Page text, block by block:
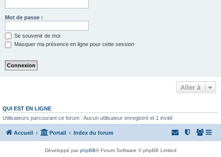
Mot de passe :
Se souvenir de moi
Masquer ma présence en ligne pour cette session
Aller à
QUI EST EN LIGNE
Utilisateurs parcourant ce forum : Aucun utilisateur enregistré et 1 invité
Accueil Portail Index du forum
Développé parphpBB® Forum Software © phpBB Limited